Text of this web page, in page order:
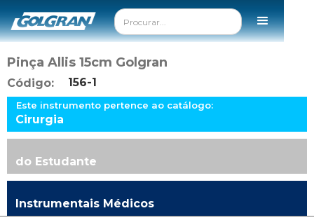
Pinça Allis 15cm Golgran
Código: 156-1
Este instrumento pertence ao catálogo:
Cirurgia
do Estudante
Instrumentais Médicos